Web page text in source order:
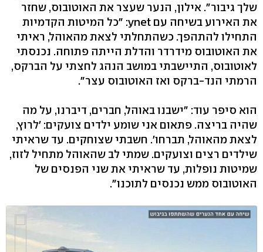
שלך גיבור". אילון, הנער שעצר את האוטובוס, שחזר
את האירוע בשיחה עם ynet: "כל המיטות הקדמיות
התחילו להתהפך. כשהתחלתי לצאת מהאוהל, ראיתי
את האוטובוס מידרדר והדלת הייתה פתוחה. נכנסתי
לאוטובוס, התיישבתי במושב הנהג לחצתי על הברקס,
הרמתי הנד-ברקס ואז האוטובוס עצר".
הוא סיפר עוד: "ישבנו באוהל, חברים, דיברנו, על מה
שהיה בריצה. פתאום אני שומע ילדים צועקים: 'לרוץ,
לצאת מהאוהל, תברחו'. חשבתי שצוחקים. עד שראיתי
שילדים רצים וצועקים. שמתי לב שהאוהל מתחיל לזוז,
שמיטות נופלות, עד שראיתי את שני הפנסים של
האוטובוס ממש נכנסים לתוכנו".